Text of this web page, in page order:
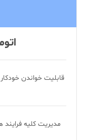
قابلیت خواندن
مدیریت کلیه